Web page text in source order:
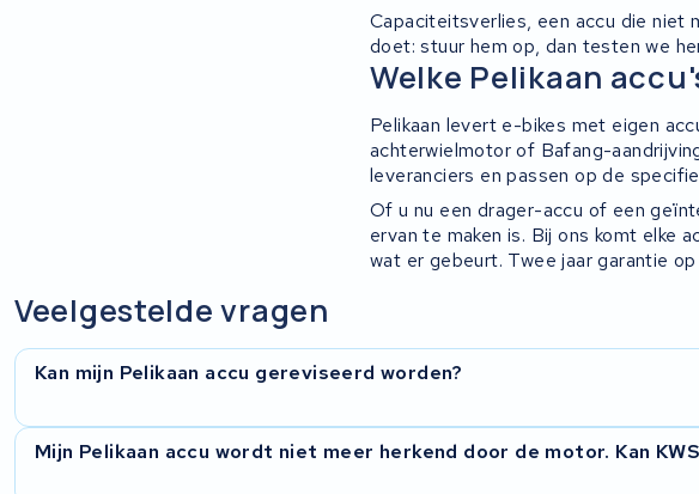
Tounis
Sundvall
Rixe
Capaciteitsverlies, een accu die niet
doet: stuur hem op, dan testen we
Welke Pelikaan
Pelikaan levert e-bikes met eigen
achterwielmotor of Bafang-
leveranciers en passen op de
Of u nu een drager-accu of een
ervan te maken is. Bij ons komt elke
wat er gebeurt. Twee jaar garantie
Veelgestelde vragen
Kan mijn Pelikaan accu gereviseerd worden?
Ja, Pelikaan-accu's reviseren we regelmatig. We onderzoeken eerst wat er aan
Mijn Pelikaan accu wordt niet meer herkend door de motor. Kan